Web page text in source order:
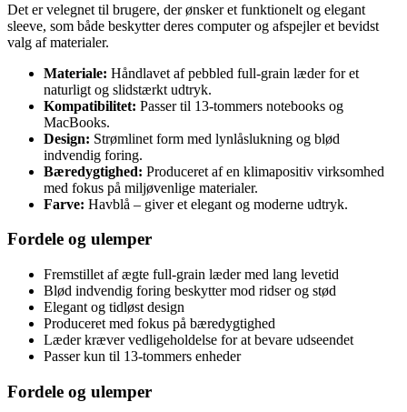
Det er velegnet til brugere, der ønsker et funktionelt og elegant
sleeve, som både beskytter deres computer og afspejler et bevidst
valg af materialer.
Materiale: Håndlavet af pebbled full-grain læder for et
naturligt og slidstærkt udtryk.
Kompatibilitet: Passer til 13-tommers notebooks og
MacBooks.
Design: Strømlinet form med lynlåslukning og blød
indvendig foring.
Bæredygtighed: Produceret af en klimapositiv virksomhed
med fokus på miljøvenlige materialer.
Farve: Havblå – giver et elegant og moderne udtryk.
Fordele og ulemper
Fremstillet af ægte full-grain læder med lang levetid
Blød indvendig foring beskytter mod ridser og stød
Elegant og tidløst design
Produceret med fokus på bæredygtighed
Læder kræver vedligeholdelse for at bevare udseendet
Passer kun til 13-tommers enheder
Fordele og ulemper